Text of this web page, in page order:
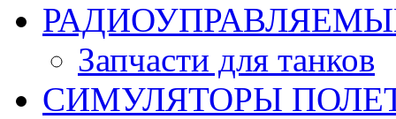
Запчасти для танков
СИМУЛЯТОРЫ